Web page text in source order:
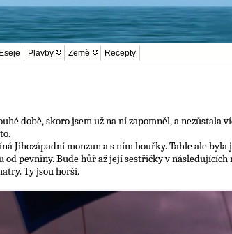
Eseje Plavby Země Recepty
době, skoro jsem už na ní zapomněl, a nezůstala
Jihozápadní monzun a s ním bouřky. Tahle ale byla
od pevniny. Bude hůř až její sestřičky v následujících
Ty jsou horší.